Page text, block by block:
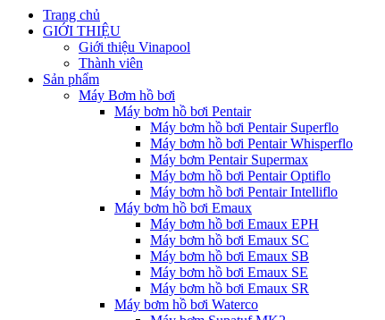
Trang chủ
GIỚI THIỆU
Giới thiệu Vinapool
Thành viên
Sản phẩm
Máy Bơm hồ bơi
Máy bơm hồ bơi Pentair
Máy bơm hồ bơi Pentair Superflo
Máy bơm hồ bơi Pentair Whisperflo
Máy bơm Pentair Supermax
Máy bơm hồ bơi Pentair Optiflo
Máy bơm hồ bơi Pentair Intelliflo
Máy bơm hồ bơi Emaux
Máy bơm hồ bơi Emaux EPH
Máy bơm hồ bơi Emaux SC
Máy bơm hồ bơi Emaux SB
Máy bơm hồ bơi Emaux SE
Máy bơm hồ bơi Emaux SR
Máy bơm hồ bơi Waterco